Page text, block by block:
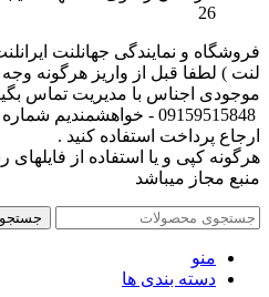
26
فروشگاه و نمایندگی جهانلنت
لنت ) لطفا قبل از واریز هرگونه
موجودی اجناس با مدیریت تماس
09159515848 -
ارجاع پرداخت استفاده کنید .
هرگونه کپی و یا استفاده از
منبع مجاز میباشد
جستجو
منو
دسته بندی ها